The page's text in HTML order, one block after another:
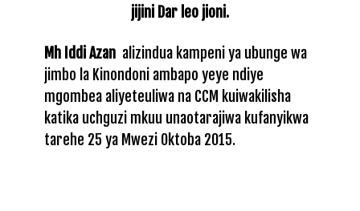
jijini Dar leo jioni.
Mh Iddi Azan alizindua kampeni ya ubunge wa
jimbo la Kinondoni ambapo yeye ndiye
mgombea aliyeteuliwa na CCM kuiwakilisha
katika uchguzi mkuu unaotarajiwa kufanyikwa
tarehe 25 ya Mwezi Oktoba 2015.